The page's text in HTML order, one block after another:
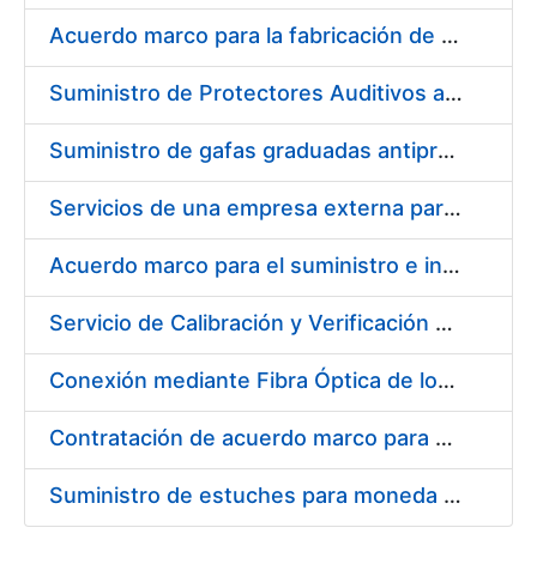
Show/Hide
Acuerdo marco para la fabricación de piezas
Suministro de Protectores Auditivos a medida para las personas trabajadoras de los Centros de Trabajo de Madrid y Burgos
Suministro de gafas graduadas antiproyecciones para los trabajadores de la FNMT-RCM en los centros de trabajo de Madrid y Burgos
Servicios de una empresa externa para el asesoramiento y resolución de los recursos de alzada que se presentan relacionados con procesos de selección para la FNMT-RCM
Acuerdo marco para el suministro e instalación de persianas, estores y otros complementos
Servicio de Calibración y Verificación Externa de los Equipos de Medición del Servicio de Prevención de la FNMT-RCM
Conexión mediante Fibra Óptica de los Centros de Proceso de Datos (CPDs) de las sedes de la FNMT-RCM de Burgos y Madrid
Contratación de acuerdo marco para el Suministro de Material de Electricidad para la Fábrica Nacional de Moneda y Timbre-Real Casa de la Moneda en su centro de trabajo de Burgos
Suministro de estuches para moneda de 30 €